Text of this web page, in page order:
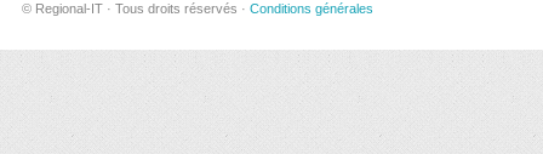
© Regional-IT · Tous droits réservés · Conditions générales